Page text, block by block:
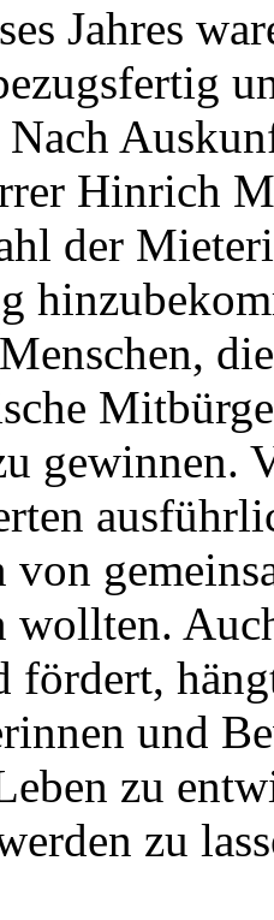
Jahres
Nach
Hinrich
der
gewinnen.
fördert,
und
zu
zu